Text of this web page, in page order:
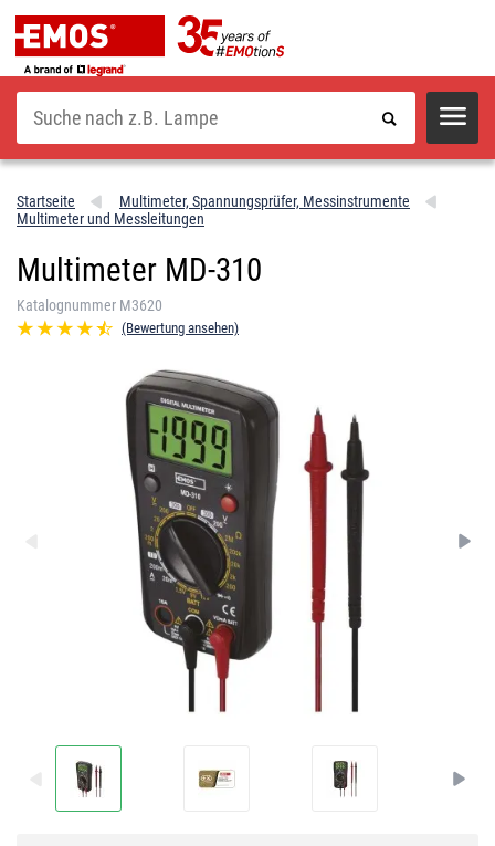
Suche
Startseite
Multimeter, Spannungsprüfer, Messinstrumente
Multimeter und Messleitungen
Multimeter MD-310
Katalognummer M3620
(Bewertung ansehen)